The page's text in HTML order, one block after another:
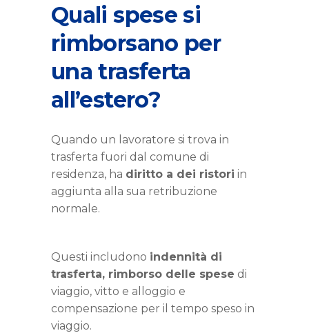
Quali spese si
rimborsano per
una trasferta
all’estero?
Quando un lavoratore si trova in
trasferta fuori dal comune di
residenza, ha diritto a dei ristori in
aggiunta alla sua retribuzione
normale.
Questi includono indennità di
trasferta, rimborso delle spese di
viaggio, vitto e alloggio e
compensazione per il tempo speso in
viaggio.